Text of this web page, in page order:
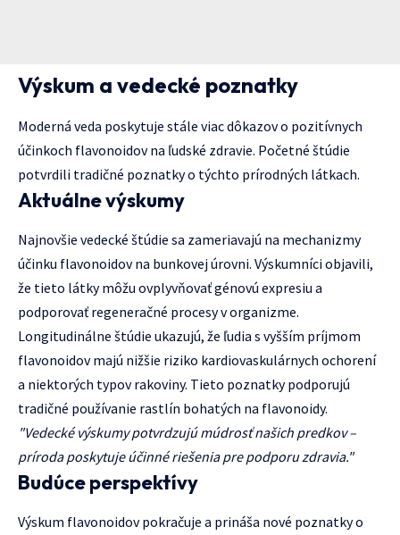
Výskum a vedecké poznatky
Moderná veda poskytuje stále viac dôkazov o pozitívnych
účinkoch flavonoidov na ľudské zdravie. Početné štúdie
potvrdili tradičné poznatky o týchto prírodných látkach.
Aktuálne výskumy
Najnovšie vedecké štúdie sa zameriavajú na mechanizmy
účinku flavonoidov na bunkovej úrovni. Výskumníci objavili,
že tieto látky môžu ovplyvňovať génovú expresiu a
podporovať regeneračné procesy v organizme.
Longitudinálne štúdie ukazujú, že ľudia s vyšším príjmom
flavonoidov majú nižšie riziko kardiovaskulárnych ochorení
a niektorých typov rakoviny. Tieto poznatky podporujú
tradičné používanie rastlín bohatých na flavonoidy.
"Vedecké výskumy potvrdzujú múdrosť našich predkov –
príroda poskytuje účinné riešenia pre podporu zdravia."
Budúce perspektívy
Výskum flavonoidov pokračuje a prináša nové poznatky o